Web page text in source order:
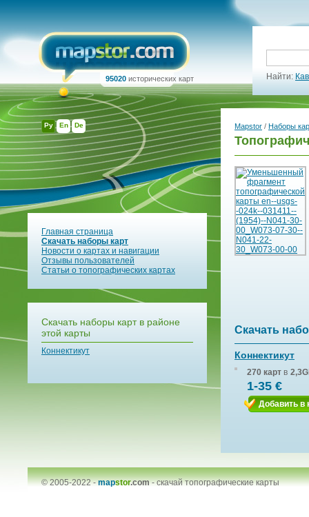
Ру En De
95020 исторических карт Найти:
Главная страница
Скачать наборы карт
Новости о картах и навигации
Отзывы пользователей
Статьи о топографических картах
Скачать наборы карт в районе
этой карты
Коннектикут
Mapstor / Наборы
Скачать
Коннектикут
270 карт в
1-35 €
Добавить в
© 2005-2022 -mapstor.com-скачай топографические карты